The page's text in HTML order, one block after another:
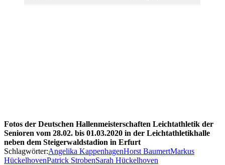
Fotos der Deutschen Hallenmeisterschaften Leichtathletik der
Senioren vom 28.02. bis 01.03.2020 in der Leichtathletikhalle
neben dem Steigerwaldstadion in Erfurt
Schlagwörter:Angelika KappenhagenHorst BaumertMarkus
HückelhovenPatrick StrobenSarah Hückelhoven